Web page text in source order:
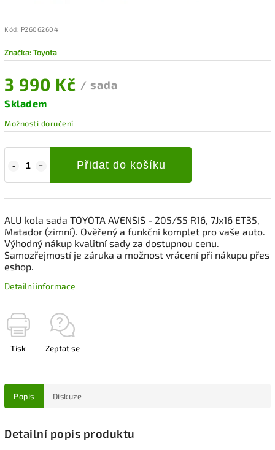
Kód: P26062604
Značka:Toyota
3 990 Kč / sada
Skladem
Možnosti doručení
Přidat do košíku
ALU kola sada TOYOTA AVENSIS - 205/55 R16, 7Jx16 ET35,
Matador (zimní). Ověřený a funkční komplet pro vaše auto.
Výhodný nákup kvalitní sady za dostupnou cenu.
Samozřejmostí je záruka a možnost vrácení při nákupu přes
eshop.
Detailní informace
Tisk Zeptat se
Popis Diskuze
Detailní popis produktu